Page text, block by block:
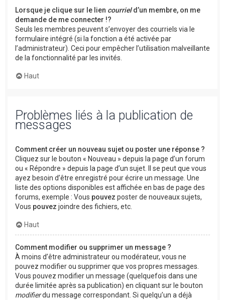
Lorsque je clique sur le lien courrield’un membre, on me
demande de me connecter !?
Seuls les membres peuvent s’envoyer des courriels via le
formulaire intégré (si la fonction a été activée par
l’administrateur). Ceci pour empêcher l’utilisation malveillante
de la fonctionnalité par les invités.
Haut
Problèmes liés à la publication de
messages
Comment créer un nouveau sujet ou poster une réponse ?
Cliquez sur le bouton « Nouveau » depuis la page d’un forum
ou « Répondre » depuis la page d’un sujet. Il se peut que vous
ayez besoin d’être enregistré pour écrire un message. Une
liste des options disponibles est affichée en bas de page des
forums, exemple : Vous pouvez poster de nouveaux sujets,
Vous pouvez joindre des fichiers, etc.
Haut
Comment modifier ou supprimer un message ?
À moins d’être administrateur ou modérateur, vous ne
pouvez modifier ou supprimer que vos propres messages.
Vous pouvez modifier un message (quelquefois dans une
durée limitée après sa publication) en cliquant sur le bouton
modifierdu message correspondant. Si quelqu’un a déjà